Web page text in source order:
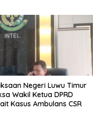
Negeri Luwu Timur
DPRD
Kasus Ambulans CSR